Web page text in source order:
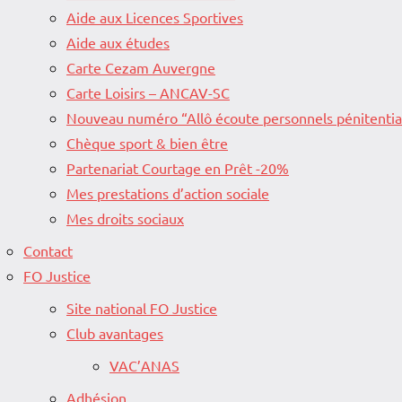
Aide aux Licences Sportives
Aide aux études
Carte Cezam Auvergne
Carte Loisirs – ANCAV-SC
Nouveau numéro “Allô écoute personnels
Chèque sport & bien être
Partenariat Courtage en Prêt -20%
Mes prestations d’action sociale
Mes droits sociaux
Contact
FO Justice
Site national FO Justice
Club avantages
VAC’ANAS
Adhésion